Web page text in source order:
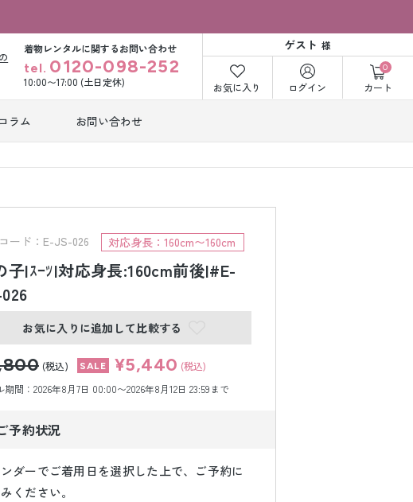
着物レンタルに関するお問い合わせ
tel. 0120-098-252
10:00〜17:00 (土日定休)
ゲスト 様
お気に入り ログイン
0
カート
ラム お問い合わせ
産着レンタル
レンタル
タル
紋付袴レンタル
ード：E-JS-026 対応身長：160cm〜160cm
子|ｽｰﾂ|対応身長:160cm前後|#E-
お気に入りに追加して比較する
(税込) ¥5,440 (税込)
期間：2026年8月7日 00:00〜2026年8月12日 23:59まで
予約状況
ダーでご着用日を選択した上で、ご予約に
ください。